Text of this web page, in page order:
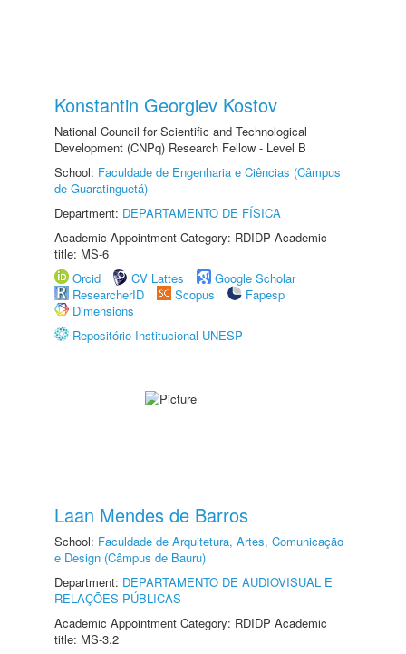
Konstantin Georgiev Kostov
National Council for Scientific and Technological
Development (CNPq) Research Fellow - Level B
School: Faculdade de Engenharia e Ciências (Câmpus
de Guaratinguetá)
Department: DEPARTAMENTO DE FÍSICA
Academic Appointment Category: RDIDP Academic
title: MS-6
Orcid
CV Lattes
Google Scholar
ResearcherID
Scopus
Fapesp
Dimensions
Repositório Institucional UNESP
Laan Mendes de Barros
School: Faculdade de Arquitetura, Artes, Comunicação
e Design (Câmpus de Bauru)
Department: DEPARTAMENTO DE AUDIOVISUAL E
RELAÇÕES PÚBLICAS
Academic Appointment Category: RDIDP Academic
title: MS-3.2